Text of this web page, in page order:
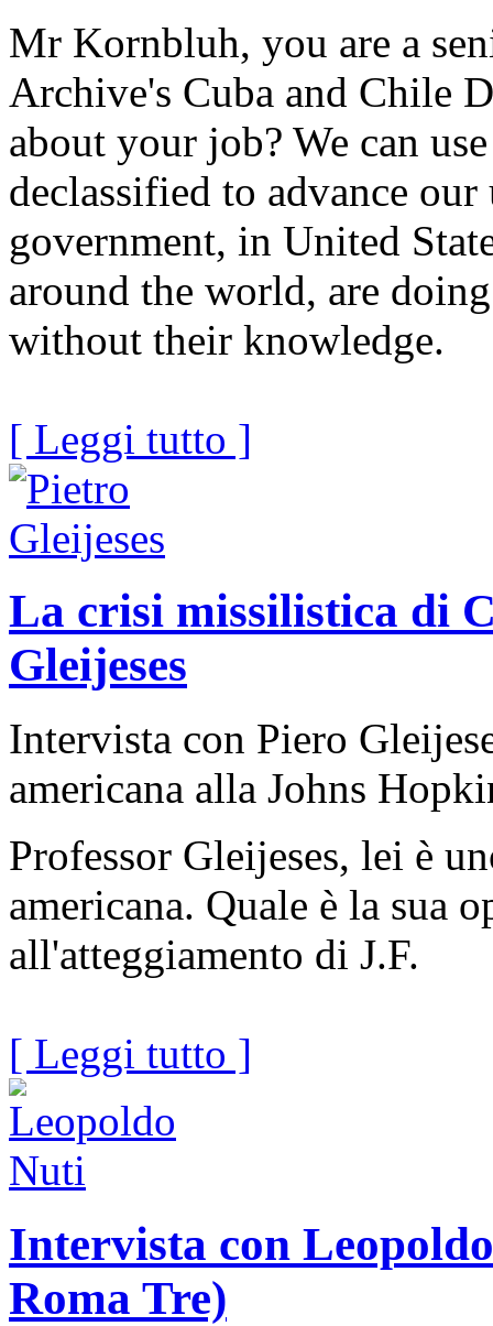
Mr Kornbluh, you are a
Archive's Cuba and Chile
about your job? We can
declassified to advance
government, in United
around the world, are
without their knowledge.
[ Leggi tutto ]
La crisi missilistica di
Gleijeses
Intervista con Piero
americana alla Johns
Professor Gleijeses, lei è
americana. Quale è la sua
all'atteggiamento di J.F.
[ Leggi tutto ]
Intervista con
Roma Tre)